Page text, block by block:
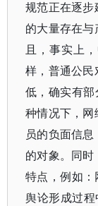
规范正在逐
的大量存在
且，事实上
样，普通公
低，确实有部
种情况下，网
员的负面信
的对象。同
特点，例如
舆论形成过